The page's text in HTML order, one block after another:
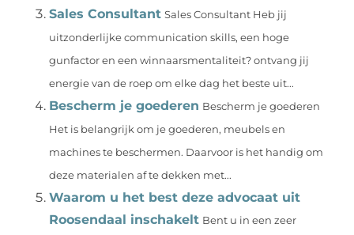
Sales Consultant Sales Consultant Heb jij
uitzonderlijke communication skills, een hoge
gunfactor en een winnaarsmentaliteit? ontvang jij
energie van de roep om elke dag het beste uit...
Bescherm je goederen Bescherm je goederen
Het is belangrijk om je goederen, meubels en
machines te beschermen. Daarvoor is het handig om
deze materialen af te dekken met...
Waarom u het best deze advocaat uit
Roosendaal inschakelt Bent u in een zeer